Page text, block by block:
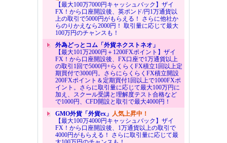
【最大100万7000円キャッシュバック】ザイ
FX！から口座開設後、英ポンド/円1万通貨以
上の取引で5000円がもらえる！ さらに他社か
らのりかえなら2000円！ 取引量に応じて最大
100万円のチャンスも！
外為どっとコム「外貨ネクストネオ」
【最大101万2000円＋1200FXポイント】ザイ
FX！から口座開設後、FX口座で1万通貨以上
の取引1回で5000円+らくらくFX積立1回以上定
期買付で3000円。さらにらくらくFX積立開設
200FXポイント＆定期買付1回以上で1000FXポ
イント。さらに取引量に応じて最大100万円に
加え、スクール受講と理解度テスト合格など
で1000円、CFD開設と取引で最大4000円！
GMO外貨「外貨ex」 人気上昇中！
【最大100万4000円キャッシュバック】ザイ
FX！から口座開設後、1万通貨以上の取引で
4000円がもらえる！ さらに取引量に応じて最